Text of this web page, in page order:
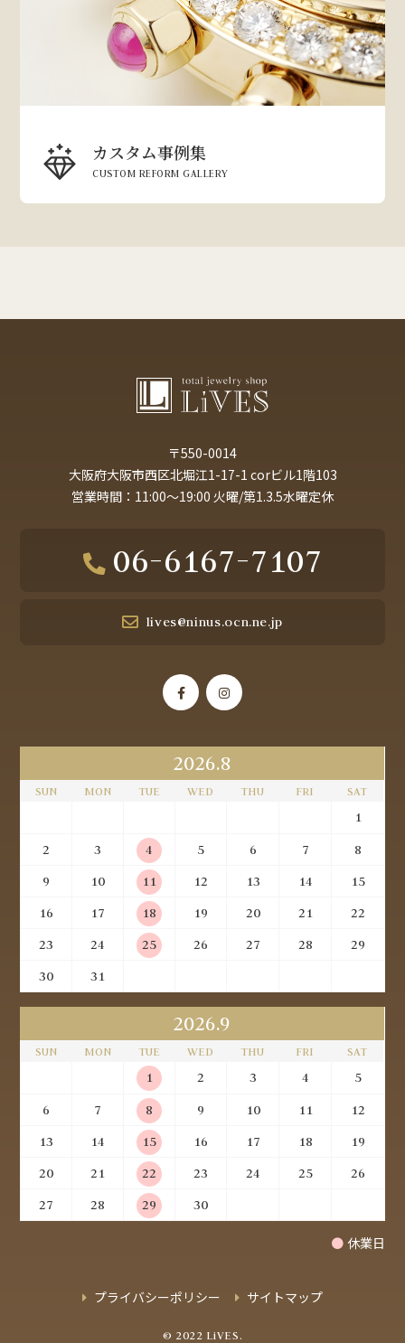
カスタム事例集
CUSTOM REFORM GALLERY
〒550-0014
大阪府大阪市西区北堀江1-17-1 corビル1階103
営業時間：11:00～19:00 火曜/第1.3.5水曜定休
06-6167-7107
lives@ninus.ocn.ne.jp
2026.8
SUN MON TUE WED THU FRI SAT
1
2
3 4 5 6 7
8
9
10 11 12 13 14
15
16
17 18 19 20 21
22
23
24 25 26 27 28
29
30
31
2026.9
SUN MON TUE WED THU FRI SAT
1 2 3 4
5
6
7 8 9 10 11
12
13
14 15 16 17 18
19
20
21 22 23 24 25
26
27
28 29 30
● 休業日
プライバシーポリシー サイトマップ
© 2022 LiVES.